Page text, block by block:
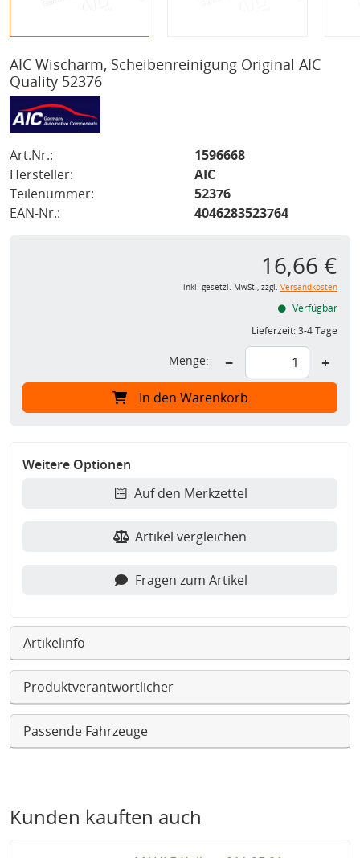
AIC Wischarm, Scheibenreinigung Original AIC
Quality 52376
Art.Nr.:
1596668
Hersteller:
AIC
Teilenummer:
52376
EAN-Nr.:
4046283523764
16,66 €
inkl. gesetzl. MwSt., zzgl. Versandkosten
Verfügbar
Lieferzeit:3-4 Tage
Menge: − +
In den Warenkorb
Weitere Optionen
Auf den Merkzettel
Artikel vergleichen
Fragen zum Artikel
Artikelinfo
Produktverantwortlicher
Passende Fahrzeuge
Kunden kauften auch